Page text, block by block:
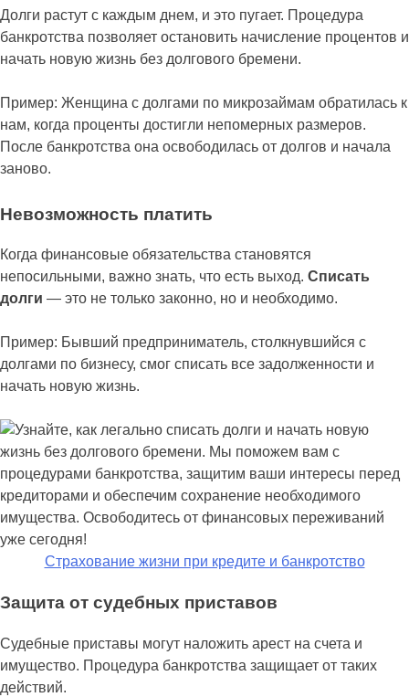
Долги растут с каждым днем, и это пугает. Процедура
банкротства позволяет остановить начисление процентов и
начать новую жизнь без долгового бремени.
Пример: Женщина с долгами по микрозаймам обратилась к
нам, когда проценты достигли непомерных размеров.
После банкротства она освободилась от долгов и начала
заново.
Невозможность платить
Когда финансовые обязательства становятся
непосильными, важно знать, что есть выход. Списать
долги — это не только законно, но и необходимо.
Пример: Бывший предприниматель, столкнувшийся с
долгами по бизнесу, смог списать все задолженности и
начать новую жизнь.
Страхование жизни при кредите и банкротство
Защита от судебных приставов
Судебные приставы могут наложить арест на счета и
имущество. Процедура банкротства защищает от таких
действий.